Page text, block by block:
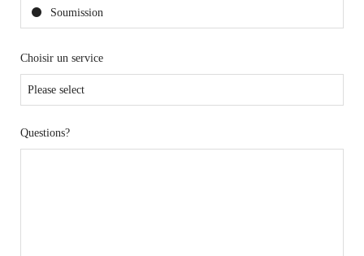
Soumission
Choisir un service
Questions?